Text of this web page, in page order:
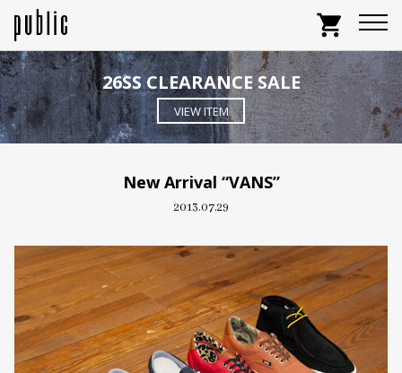
shopping_cart
26SS CLEARANCE SALE
VIEW ITEM
New Arrival “VANS”
2013.07.29